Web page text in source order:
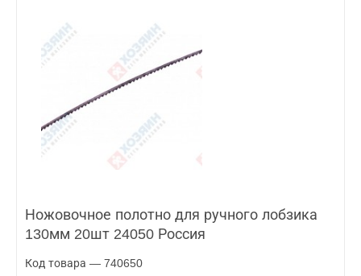
Ножовочное полотно для ручного лобзика
130мм 20шт 24050 Россия
Код товара — 740650